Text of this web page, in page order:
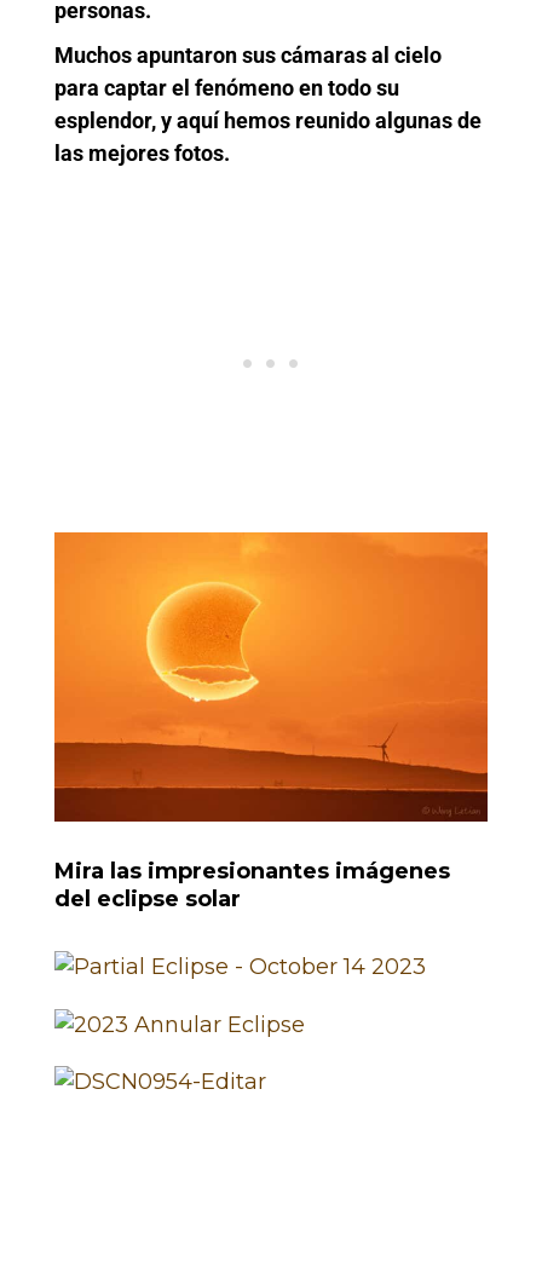
personas.
Muchos apuntaron sus cámaras al cielo
para captar el fenómeno en todo su
esplendor, y aquí hemos reunido algunas de
las mejores fotos.
Mira las impresionantes imágenes
del eclipse solar